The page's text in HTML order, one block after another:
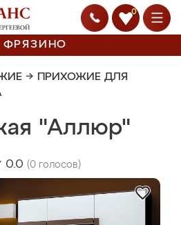
0
ФРЯЗИНО
→ ПРИХОЖИЕ ДЛЯ
"Аллюр"
0.0 (0 голосов)